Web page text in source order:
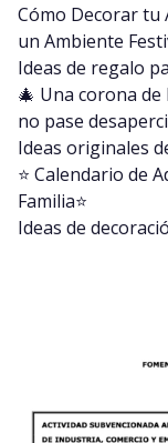
Cómo Decorar tu
un Ambiente
Ideas de regalo
🎄 Una corona
no pase
Ideas originales
⭐️ Calendario de
Familia⭐️
Ideas de